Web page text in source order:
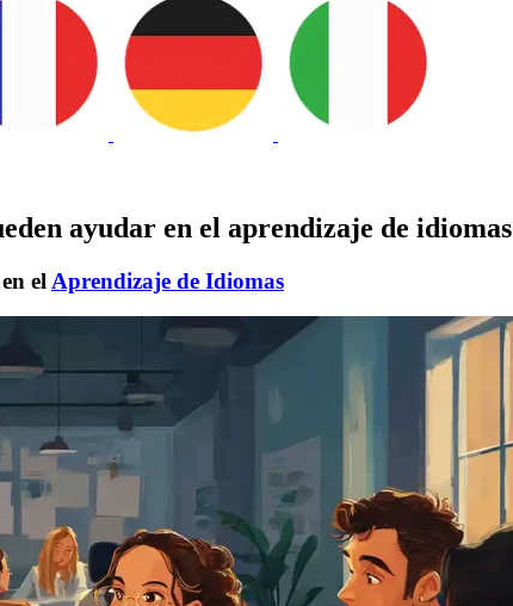
ayudar en el aprendizaje de idiomas
el Aprendizaje de Idiomas